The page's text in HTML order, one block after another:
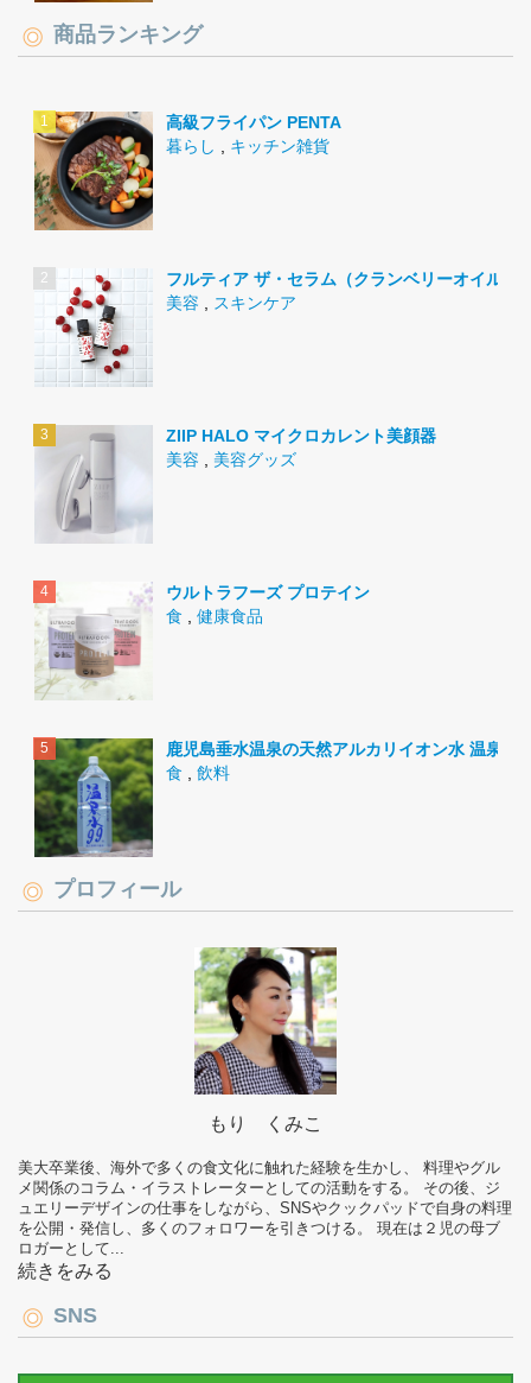
商品ランキング
高級フライパン PENTA
暮らし
キッチン雑貨
フルティア ザ・セラム（クランベリーオイル）
美容
スキンケア
ZIIP HALO マイクロカレント美顔器
美容
美容グッズ
ウルトラフーズ プロテイン
食
健康食品
鹿児島垂水温泉の天然アルカリイオン水 温泉水
食
飲料
プロフィール
もり くみこ
美大卒業後、海外で多くの食文化に触れた経験を生かし、 料理やグル
メ関係のコラム・イラストレーターとしての活動をする。 その後、ジ
ュエリーデザインの仕事をしながら、SNSやクックパッドで自身の料理
を公開・発信し、多くのフォロワーを引きつける。 現在は２児の母ブ
ロガーとして...
続きをみる
SNS